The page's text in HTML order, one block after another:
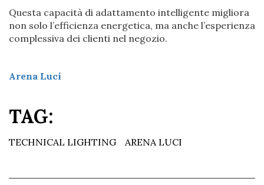
Questa capacità di adattamento intelligente migliora
non solo l’efficienza energetica, ma anche l’esperienza
complessiva dei clienti nel negozio.
Arena Luci
TAG:
TECHNICAL LIGHTING ARENA LUCI